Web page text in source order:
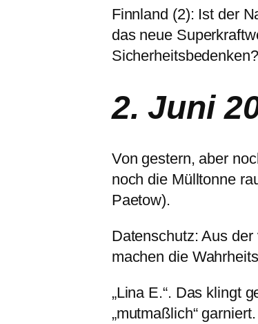
Finnland (2): Ist der
das neue
2. Juni
Von gestern, aber
noch die Mülltonne
Paetow).
Datenschutz: Aus
machen die
„Lina E.“. Das klingt
„mutmaßlich“